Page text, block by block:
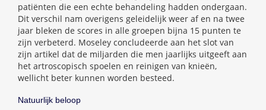
patiënten die een echte behandeling hadden ondergaan.
Dit verschil nam overigens geleidelijk weer af en na twee
jaar bleken de scores in alle groepen bijna 15 punten te
zijn verbeterd. Moseley concludeerde aan het slot van
zijn artikel dat de miljarden die men jaarlijks uitgeeft aan
het artroscopisch spoelen en reinigen van knieën,
wellicht beter kunnen worden besteed.
Natuurlijk beloop